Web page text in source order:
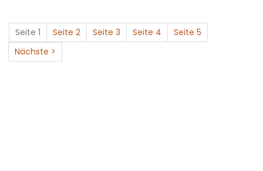
Seite 1 Seite 2 Seite 3 Seite 4
Seite 5
Nächste >